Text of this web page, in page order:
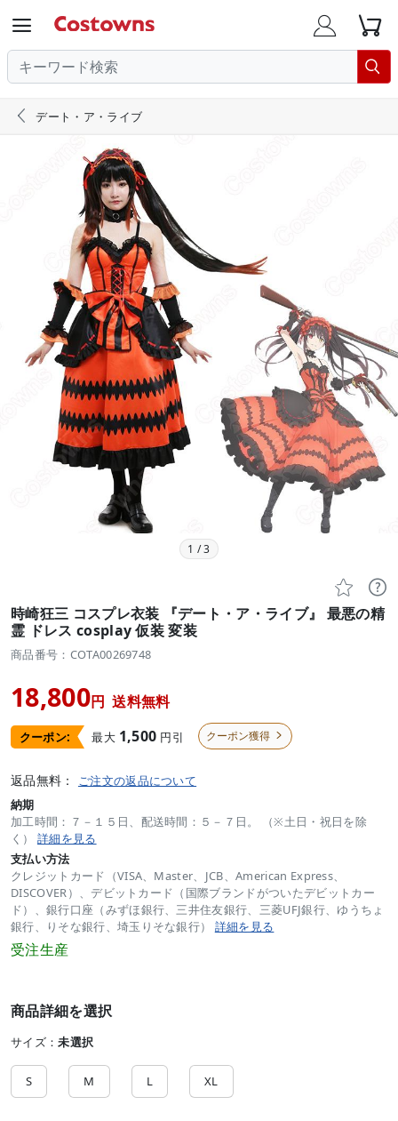
  

 デート・ア・ライブ
1 /3
 
時崎狂三 コスプレ衣装 『デート・ア・ライブ』 最悪の精
霊 ドレス cosplay 仮装 変装
商品番号：COTA00269748
18,800円 送料無料
クーポン: 最大 1,500 円引 クーポン獲得 
返品無料： ご注文の返品について
納期
加工時間：７－１５日、配送時間：５－７日。 （※土日・祝日を除
く） 詳細を見る
支払い方法
クレジットカード（VISA、Master、JCB、American Express、
DISCOVER）、デビットカード（国際ブランドがついたデビットカー
ド）、銀行口座（みずほ銀行、三井住友銀行、三菱UFJ銀行、ゆうちょ
銀行、りそな銀行、埼玉りそな銀行） 詳細を見る
受注生産
商品詳細を選択
サイズ：未選択
S M L XL